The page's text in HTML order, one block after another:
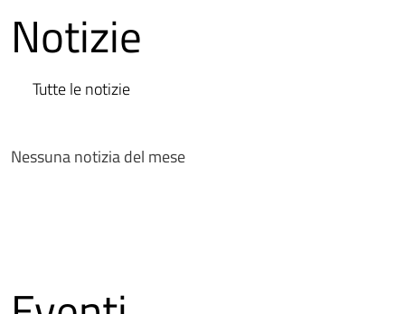
Notizie
Tutte le notizie
Nessuna notizia del mese